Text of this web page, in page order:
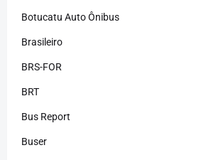
Botucatu Auto Ônibus
Brasileiro
BRS-FOR
BRT
Bus Report
Buser